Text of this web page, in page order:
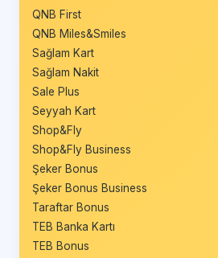
QNB First
QNB Miles&Smiles
Sağlam Kart
Sağlam Nakit
Sale Plus
Seyyah Kart
Shop&Fly
Shop&Fly Business
Şeker Bonus
Şeker Bonus Business
Taraftar Bonus
TEB Banka Kartı
TEB Bonus